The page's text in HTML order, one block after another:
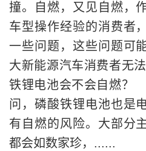
撞。自燃，又见自燃，
车型操作经验的消费者
一些问题，这些问题可
大新能源汽车消费者无
铁锂电池会不会自燃？
问，磷酸铁锂电池也是
有自燃的风险。大部分
都会如数家珍，......